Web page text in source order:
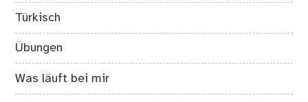
Türkisch
Übungen
Was läuft bei mir